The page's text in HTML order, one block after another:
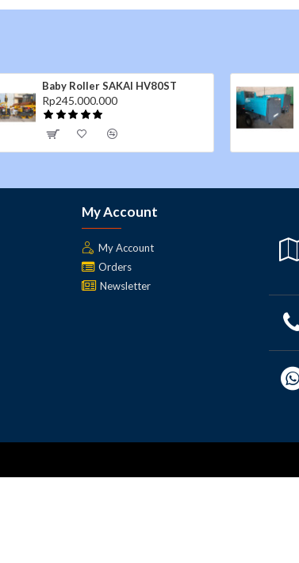
Baby Roller SAKAI HV80ST
Rp245.000.000
My Account
My Account
Orders
Newsletter